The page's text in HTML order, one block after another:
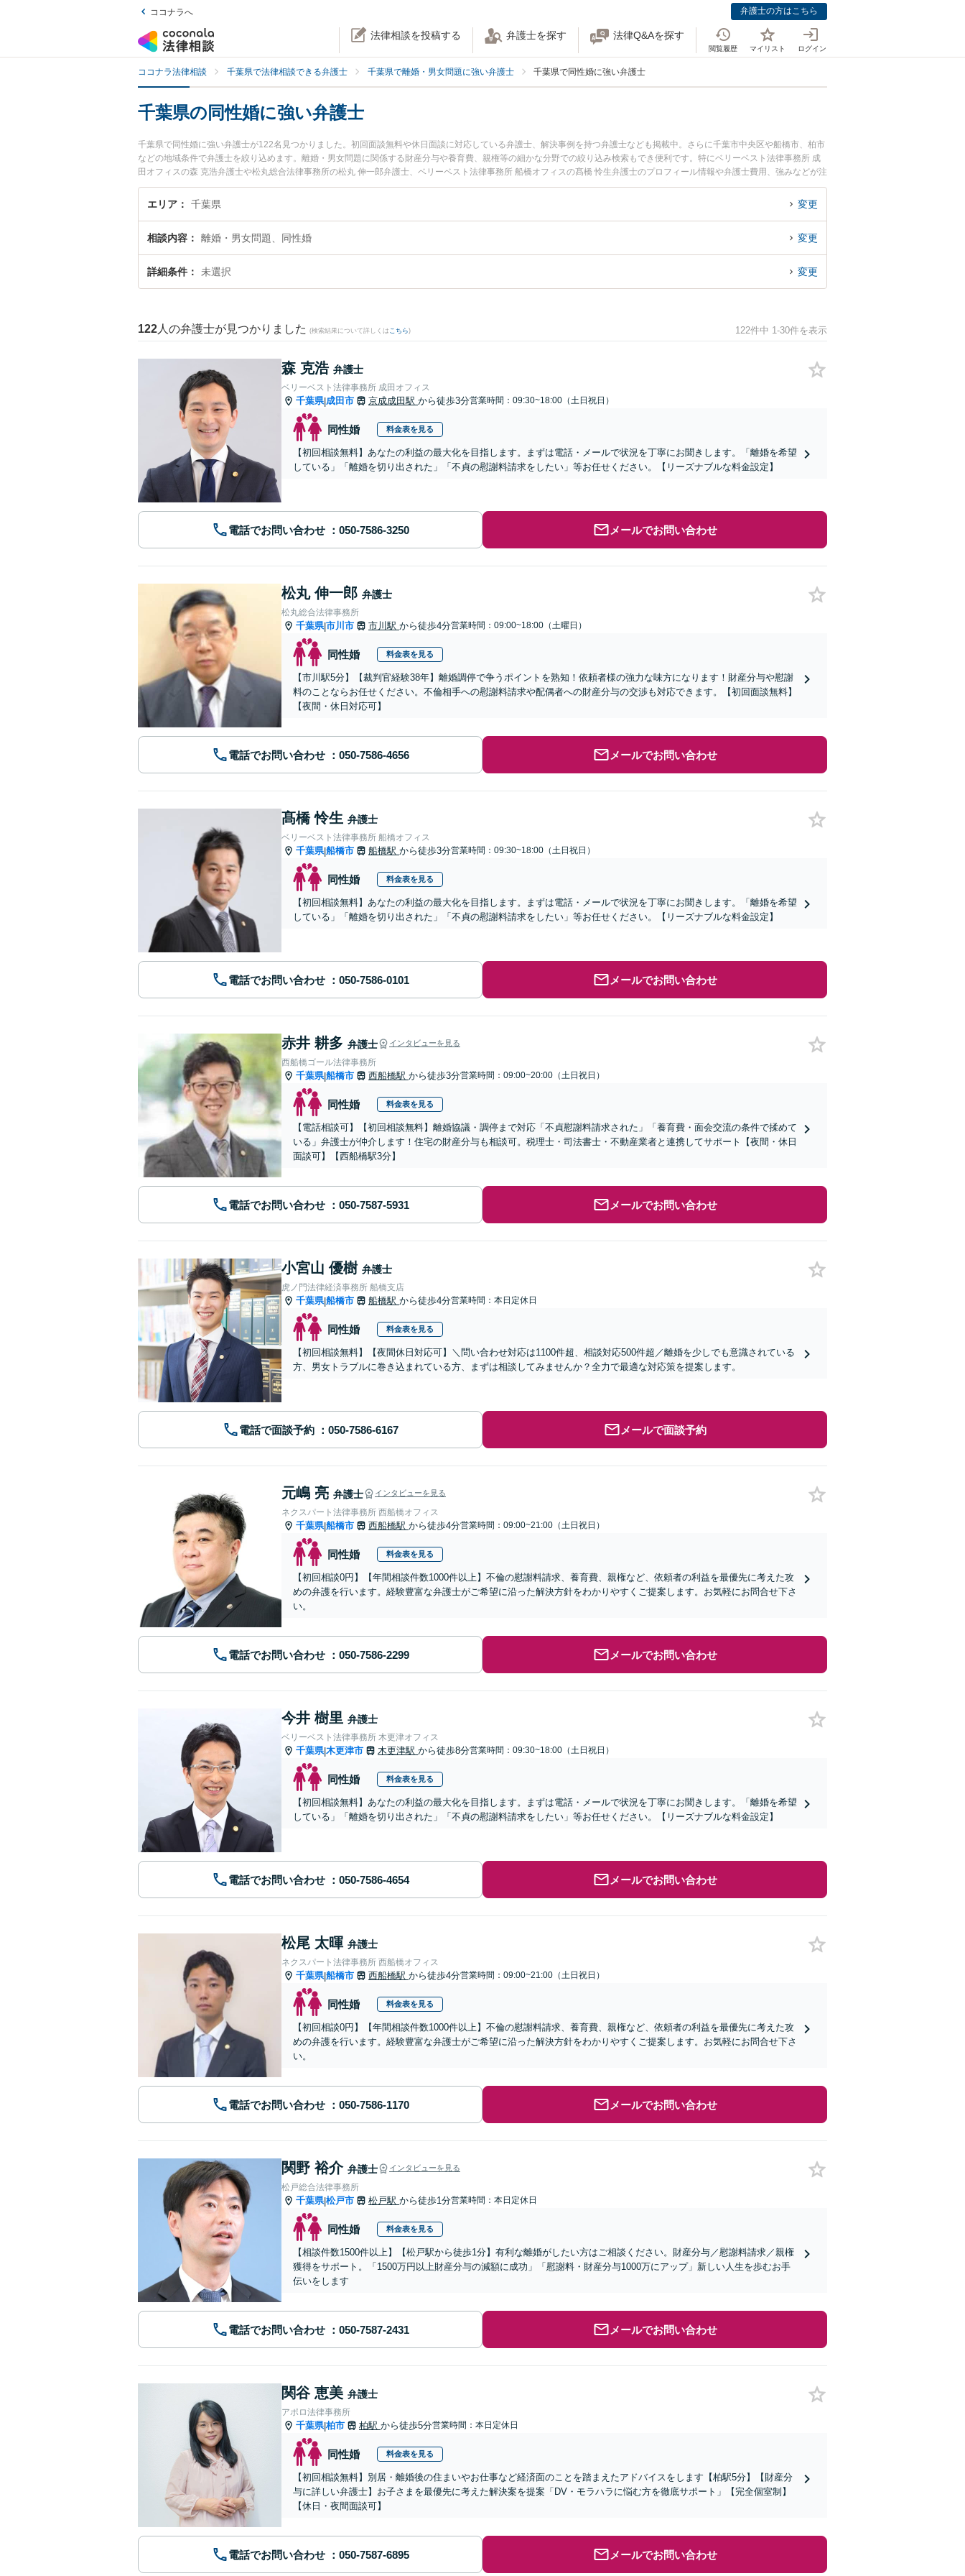
ココナラへ 弁護士の方はこちら
法律相談を投稿する 弁護士を探す 法律Q&Aを探す
閲覧履歴 マイリスト ログイン
ココナラ法律相談 千葉県で法律相談できる弁護士 千葉県で離婚・男女問題に強い弁護士 千葉県で同性婚に強い弁護士
千葉県の同性婚に強い弁護士
千葉県で同性婚に強い弁護士が122名見つかりました。初回面談無料や休日面談に対応している弁護士、解決事例を持つ弁護士なども掲載中。さらに千葉市中央区や船橋市、柏市
などの地域条件で弁護士を絞り込めます。離婚・男女問題に関係する財産分与や養育費、親権等の細かな分野での絞り込み検索もでき便利です。特にベリーベスト法律事務所 成
田オフィスの森 克浩弁護士や松丸総合法律事務所の松丸 伸一郎弁護士、ベリーベスト法律事務所 船橋オフィスの髙橋 怜生弁護士のプロフィール情報や弁護士費用、強みなどが注
目されています。『千葉県で土日や夜間に発生した同性婚のトラブルを今すぐに弁護士に相談したい』『同性婚のトラブル解決の実績豊富な近くの弁護士を検索したい』『初回相
談無料で同性婚を法律相談できる千葉県内の弁護士に相談予約したい』などでお困りの相談者さんにおすすめです。
エリア 千葉県 変更
相談内容 離婚・男女問題、同性婚 変更
詳細条件 未選択 変更
122 人の弁護士が見つかりました (検索結果について詳しくは こちら) 122件中 1-30件を表示
森 克浩 弁護士
ベリーベスト法律事務所 成田オフィス
千葉県|成田市 京成成田駅 から徒歩3分営業時間：09:30~18:00（土日祝日）
同性婚 料金表を見る
【初回相談無料】あなたの利益の最大化を目指します。まずは電話・メールで状況を丁寧にお聞きします。「離婚を希望
している」「離婚を切り出された」「不貞の慰謝料請求をしたい」等お任せください。【リーズナブルな料金設定】
電話でお問い合わせ メールでお問い合わせ
松丸 伸一郎 弁護士
松丸総合法律事務所
千葉県|市川市 市川駅 から徒歩4分営業時間：09:00~18:00（土曜日）
同性婚 料金表を見る
【市川駅5分】【裁判官経験38年】離婚調停で争うポイントを熟知！依頼者様の強力な味方になります！財産分与や慰謝
料のことならお任せください。不倫相手への慰謝料請求や配偶者への財産分与の交渉も対応できます。【初回面談無料】
【夜間・休日対応可】
電話でお問い合わせ メールでお問い合わせ
髙橋 怜生 弁護士
ベリーベスト法律事務所 船橋オフィス
千葉県|船橋市 船橋駅 から徒歩3分営業時間：09:30~18:00（土日祝日）
同性婚 料金表を見る
【初回相談無料】あなたの利益の最大化を目指します。まずは電話・メールで状況を丁寧にお聞きします。「離婚を希望
している」「離婚を切り出された」「不貞の慰謝料請求をしたい」等お任せください。【リーズナブルな料金設定】
電話でお問い合わせ メールでお問い合わせ
赤井 耕多 弁護士 インタビューを見る
西船橋ゴール法律事務所
千葉県|船橋市 西船橋駅 から徒歩3分営業時間：09:00~20:00（土日祝日）
同性婚 料金表を見る
【電話相談可】【初回相談無料】離婚協議・調停まで対応「不貞慰謝料請求された」「養育費・面会交流の条件で揉めて
いる」弁護士が仲介します！住宅の財産分与も相談可。税理士・司法書士・不動産業者と連携してサポート【夜間・休日
面談可】【西船橋駅3分】
電話でお問い合わせ メールでお問い合わせ
小宮山 優樹 弁護士
虎ノ門法律経済事務所 船橋支店
千葉県|船橋市 船橋駅 から徒歩4分営業時間：本日定休日
同性婚 料金表を見る
【初回相談無料】【夜間休日対応可】＼問い合わせ対応は1100件超、相談対応500件超／離婚を少しでも意識されている
方、男女トラブルに巻き込まれている方、まずは相談してみませんか？全力で最適な対応策を提案します。
電話で面談予約 メールで面談予約
元嶋 亮 弁護士 インタビューを見る
ネクスパート法律事務所 西船橋オフィス
千葉県|船橋市 西船橋駅 から徒歩4分営業時間：09:00~21:00（土日祝日）
同性婚 料金表を見る
【初回相談0円】【年間相談件数1000件以上】不倫の慰謝料請求、養育費、親権など、依頼者の利益を最優先に考えた攻
めの弁護を行います。経験豊富な弁護士がご希望に沿った解決方針をわかりやすくご提案します。お気軽にお問合せ下さ
い。
電話でお問い合わせ メールでお問い合わせ
今井 樹里 弁護士
ベリーベスト法律事務所 木更津オフィス
千葉県|木更津市 木更津駅 から徒歩8分営業時間：09:30~18:00（土日祝日）
同性婚 料金表を見る
【初回相談無料】あなたの利益の最大化を目指します。まずは電話・メールで状況を丁寧にお聞きします。「離婚を希望
している」「離婚を切り出された」「不貞の慰謝料請求をしたい」等お任せください。【リーズナブルな料金設定】
電話でお問い合わせ メールでお問い合わせ
松尾 太暉 弁護士
ネクスパート法律事務所 西船橋オフィス
千葉県|船橋市 西船橋駅 から徒歩4分営業時間：09:00~21:00（土日祝日）
同性婚 料金表を見る
【初回相談0円】【年間相談件数1000件以上】不倫の慰謝料請求、養育費、親権など、依頼者の利益を最優先に考えた攻
めの弁護を行います。経験豊富な弁護士がご希望に沿った解決方針をわかりやすくご提案します。お気軽にお問合せ下さ
い。
電話でお問い合わせ メールでお問い合わせ
関野 裕介 弁護士 インタビューを見る
松戸総合法律事務所
千葉県|松戸市 松戸駅 から徒歩1分営業時間：本日定休日
同性婚 料金表を見る
【相談件数1500件以上】【松戸駅から徒歩1分】有利な離婚がしたい方はご相談ください。財産分与／慰謝料請求／親権
獲得をサポート。「1500万円以上財産分与の減額に成功」「慰謝料・財産分与1000万にアップ」新しい人生を歩むお手
伝いをします
電話でお問い合わせ メールでお問い合わせ
関谷 恵美 弁護士
アポロ法律事務所
千葉県|柏市 柏駅 から徒歩5分営業時間：本日定休日
同性婚 料金表を見る
【初回相談無料】別居・離婚後の住まいやお仕事など経済面のことを踏まえたアドバイスをします【柏駅5分】【財産分
与に詳しい弁護士】お子さまを最優先に考えた解決案を提案「DV・モラハラに悩む方を徹底サポート」【完全個室制】
【休日・夜間面談可】
電話でお問い合わせ メールでお問い合わせ